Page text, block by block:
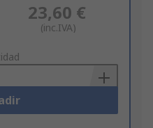
23,60 €
(inc.IVA)